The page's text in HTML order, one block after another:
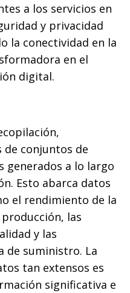
a los servicios en
y privacidad
la conectividad en la
en el
digital.
de conjuntos de
generados a lo largo
Esto abarca datos
el rendimiento de la
las
y las
de suministro. La
tan extensos es
significativa e